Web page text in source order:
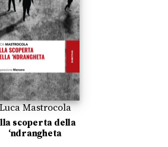
Mastrocola
scoperta della
‘ndrangheta